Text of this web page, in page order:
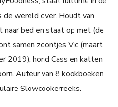
de wereld over. Houdt van
naar bed en staat op met (de
samen zoontjes Vic (maart
2019), hond Cass en katten
Auteur van 8 kookboeken
Slowcookerreeks.